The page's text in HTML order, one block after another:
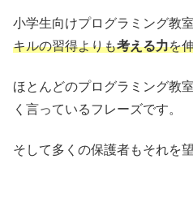
小学生向けプログラミング教
キルの習得よりも考える力を
ほとんどのプログラミング教
く言っているフレーズです。
そして多くの保護者もそれを